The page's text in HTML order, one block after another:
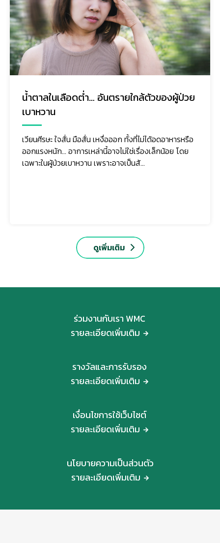
น้ำตาลในเลือดต่ำ… อันตรายใกล้ตัวของผู้ป่วย
เบาหวาน
เวียนศีรษะ ใจสั่น มือสั่น เหงื่อออก ทั้งที่ไม่ได้อดอาหารหรือ
ออกแรงหนัก... อาการเหล่านี้อาจไม่ใช่เรื่องเล็กน้อย โดย
เฉพาะในผู้ป่วยเบาหวาน เพราะอาจเป็นสั...
ดูเพิ่มเติม
ร่วมงานกับเรา WMC
รายละเอียดเพิ่มเติม
รางวัลและการรับรอง
รายละเอียดเพิ่มเติม
เงื่อนไขการใช้เว็บไซต์
รายละเอียดเพิ่มเติม
นโยบายความเป็นส่วนตัว
รายละเอียดเพิ่มเติม